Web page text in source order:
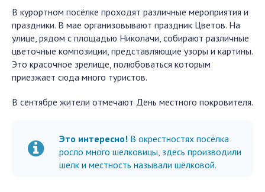
В курортном посёлке проходят различные мероприятия и
праздники. В мае организовывают праздник Цветов. На
улице, рядом с площадью Николачи, собирают различные
цветочные композиции, представляющие узоры и картины.
Это красочное зрелище, полюбоваться которым
приезжает сюда много туристов.
В сентябре жители отмечают День местного покровителя.
Это интересно! В окрестностях посёлка
росло много шелковицы, здесь производили
шелк и местность называли шёлковой.